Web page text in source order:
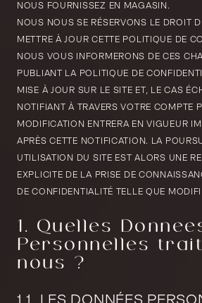
NOUS FOURNISSEZ EN MAGASIN.
NOUS NOUS SE RÉSERVONS LE DROIT
METTRE À JOUR CETTE POLITIQUE DE
NOUS VOUS INFORMERONS DE CES
PUBLIANT LA POLITIQUE DE
MISE À JOUR SUR LE SITE ET, LE CAS
NOTIFIANT À TRAVERS VOTRE COMPTE
MODIFICATION ENTRERA EN VIGUEUR
APRÈS CETTE NOTIFICATION. LA
UTILISATION DU SITE EST ALORS UNE
EXPLICITE DE LA PRISE DE
DE CONFIDENTIALITÉ TELLE QUE
1. Quelles
Personnelles
nous ?
1.1. LES DONNÉES